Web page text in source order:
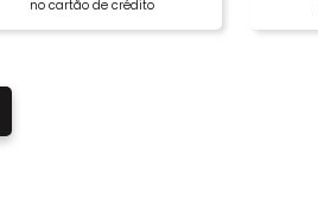
no cartão de crédito